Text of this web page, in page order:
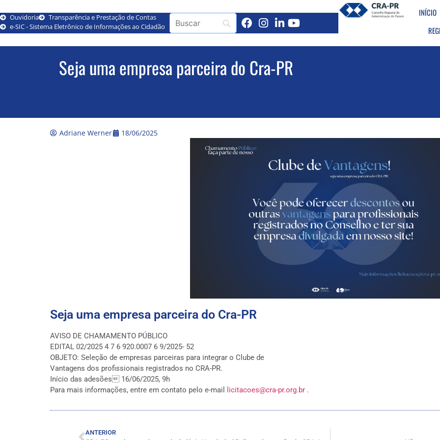
Ouvidoria
Transparência e Prestação de Contas
e-SIC - Sistema Eletrônico de Informações ao Cidadão
INÍCIO
Seja uma empresa parceira do Cra-PR
Adriane Werner 18/06/2025
Seja uma empresa parceira do Cra-PR
AVISO DE CHAMAMENTO PÚBLICO
EDITAL 02/2025 4 7 6 920.0007 6 9/2025- 52
OBJETO: Seleção de empresas parceiras para integrar o Clube de
Vantagens dos profissionais registrados no CRA-PR.
Início das adesões 16/06/2025, 9h
Para mais informações, entre em contato pelo e-mail
licitacoes@cra-pr.org.br .
ANTERIOR